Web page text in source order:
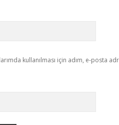
kullanılması için adım, e-posta